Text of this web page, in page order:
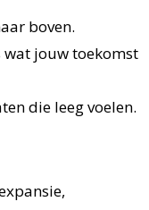
boven.
wat jouw toekomst
die leeg voelen.